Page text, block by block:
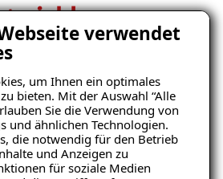
verwendet
um Ihnen ein optimales
bieten. Mit der Auswahl “Alle
Sie die Verwendung von
und ähnlichen Technologien.
die notwendig für den Betrieb
und Anzeigen zu
für soziale Medien
Mitarbeitern immer die
Durch
ISOTEC-Akademie
als auch langjährige
wieder dazu lernen, neue
wachsen. Egal ob
wir bietenSeminare in